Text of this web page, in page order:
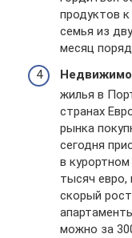
продуктов
семья из
месяц
жилья в
странах
рынка
сегодня
в
тысяч евро,
скорый
можно за